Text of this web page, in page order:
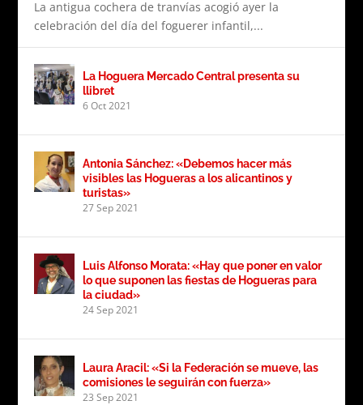
La antigua cochera de tranvías acogió ayer la
celebración del día del foguerer infantil,...
La Hoguera Mercado Central presenta su
llibret
6 Oct 2021
Antonia Sánchez: «Debemos hacer más
visibles las Hogueras a los alicantinos y
turistas»
27 Sep 2021
Luis Alfonso Morata: «Hay que poner en valor
lo que suponen las fiestas de Hogueras para
la ciudad»
24 Sep 2021
Laura Aracil: «Si la Federación se mueve, las
comisiones le seguirán con fuerza»
23 Sep 2021